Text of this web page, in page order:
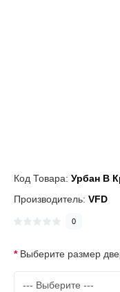
Код Товара: Урбан В
Производитель: VFD
0
Выберите размер